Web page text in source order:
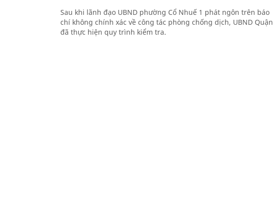
Sau khi lãnh đạo UBND phường Cổ Nhuế 1 phát ngôn trên báo
chí không chính xác về công tác phòng chống dịch, UBND Quận
đã thực hiện quy trình kiểm tra.